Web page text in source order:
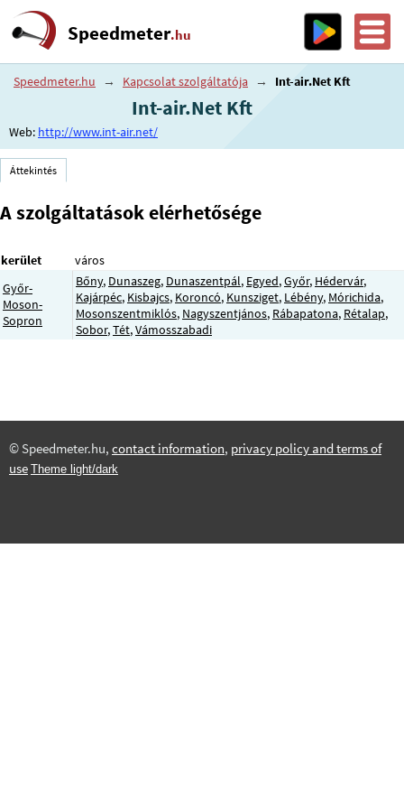
Speedmeter.hu
Speedmeter.hu → Kapcsolat szolgáltatója → Int-air.Net Kft
Int-air.Net Kft
Web: http://www.int-air.net/
Áttekintés
A szolgáltatások elérhetősége
kerület
város
Győr-
Moson-
Sopron
Bőny, Dunaszeg, Dunaszentpál, Egyed,Győr, Hédervár,
Kajárpéc, Kisbajcs, Koroncó, Kunsziget, Lébény, Mórichida,
Mosonszentmiklós, Nagyszentjános, Rábapatona, Rétalap,
Sobor,Tét,Vámosszabadi
© Speedmeter.hu, contact information, privacy policy and terms of
use Theme light/dark